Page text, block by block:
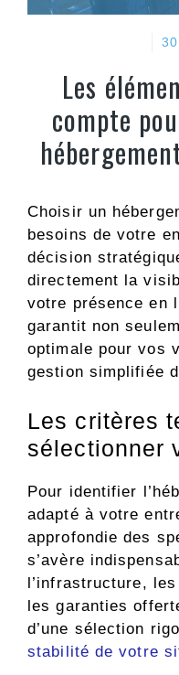
Les
compte
Choisir un
besoins de votre
décision
directement la
votre présence en
garantit non
optimale pour vos
gestion simplifiée
Les critères
sélectionner
Pour identifier
adapté à votre
approfondie des
s’avère
l’infrastructure,
les garanties
d’une sélection
stabilité de votre